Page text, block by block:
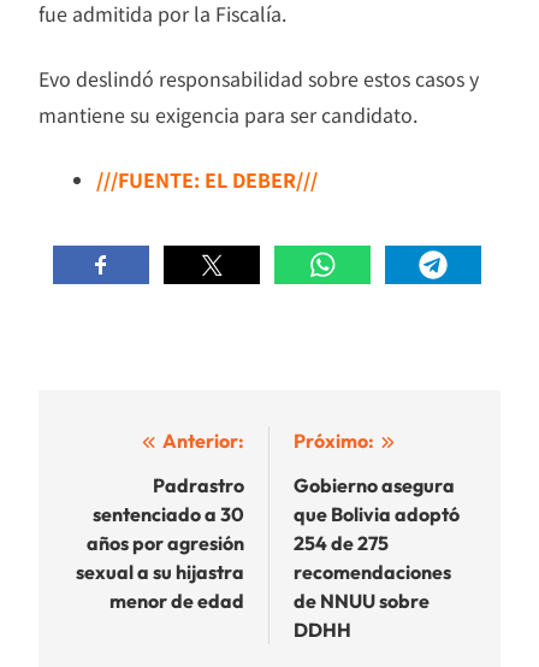
fue admitida por la Fiscalía.
Evo deslindó responsabilidad sobre estos casos y
mantiene su exigencia para ser candidato.
///FUENTE: EL DEBER///
Navegación
entradas
Anterior:
Padrastro
sentenciado a 30
años por agresión
sexual a su hijastra
menor de edad
Próximo:
Gobierno asegura
que Bolivia adoptó
254 de 275
recomendaciones
de NNUU sobre
DDHH